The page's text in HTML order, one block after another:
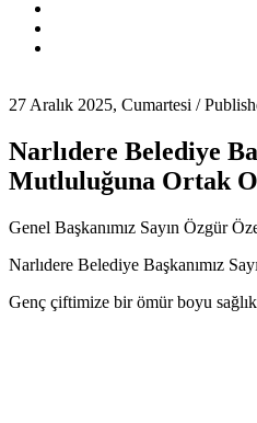
27 Aralık 2025, Cumartesi /
Narlıdere Belediye
Mutluluğuna Ortak
Genel Başkanımız Sayın Özgür
Narlıdere Belediye Başkanımız
Genç çiftimize bir ömür boyu